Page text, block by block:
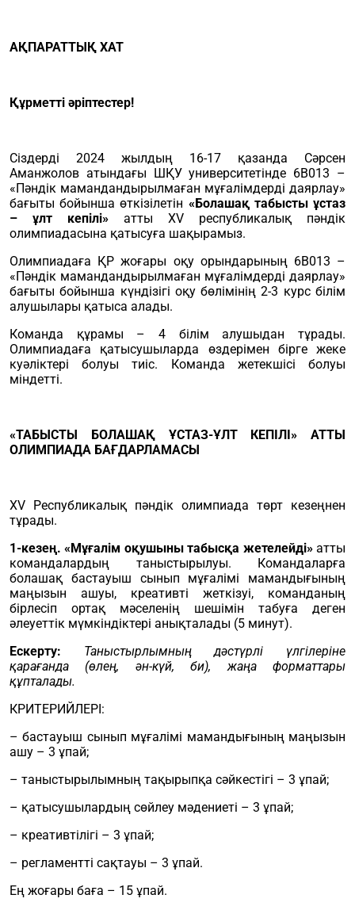
АҚПАРАТТЫҚ ХАТ
Құрметті әріптестер!
Сіздерді 2024 жылдың 16-17 қазанда Сәрсен
Аманжолов атындағы ШҚУ университетінде 6В013 –
«Пәндік мамандандырылмаған мұғалімдерді даярлау»
бағыты бойынша өткізілетін «Болашақ табысты ұстаз
– ұлт кепілі» атты ХV республикалық пәндік
олимпиадасына қатысуға шақырамыз.
Олимпиадаға ҚР жоғары оқу орындарының 6В013 –
«Пәндік мамандандырылмаған мұғалімдерді даярлау»
бағыты бойынша күндізігі оқу бөлімінің 2-3 курс білім
алушылары қатыса алады.
Команда құрамы – 4 білім алушыдан тұрады.
Олимпиадаға қатысушыларда өздерімен бірге жеке
куәліктері болуы тиіс. Команда жетекшісі болуы
міндетті.
«ТАБЫСТЫ БОЛАШАҚ ҰСТАЗ-ҰЛТ КЕПІЛІ» АТТЫ
ОЛИМПИАДА БАҒДАРЛАМАСЫ
ХV Республикалық пәндік олимпиада төрт кезеңнен
тұрады.
1-кезең. «Мұғалім оқушыны табысқа жетелейді»атты
командалардың таныстырылуы. Командаларға
болашақ бастауыш сынып мұғалімі мамандығының
маңызын ашуы, креативті жеткізуі, команданың
бірлесіп ортақ мәселенің шешімін табуға деген
әлеуеттік мүмкіндіктері анықталады (5 минут).
Ескерту: Таныстырлымның дәстүрлі үлгілеріне
қарағанда (өлең, ән-күй, би), жаңа форматтары
құпталады.
КРИТЕРИЙЛЕРІ:
– бастауыш сынып мұғалімі мамандығының маңызын
ашу – 3 ұпай;
– таныстырылымның тақырыпқа сәйкестігі – 3 ұпай;
– қатысушылардың сөйлеу мәдениеті – 3 ұпай;
– креативтілігі – 3 ұпай;
– регламентті сақтауы – 3 ұпай.
Ең жоғары баға – 15 ұпай.